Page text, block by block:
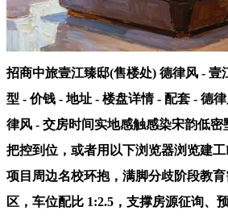
招商中旅壹江臻邸(售楼处) 德律风 - 壹
型 - 价钱 - 地址 - 楼盘详情 - 配套 - 德
律风 - 交房时间实地感触感染宋韵低
把控到位，或者用以下浏览器浏览建
项目周边名校环抱，满脚分歧阶段教
区，车位配比 1:2.5，支撑房源征询、